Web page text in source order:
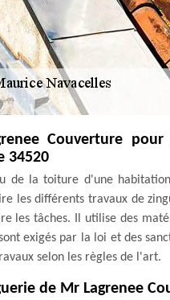
Couverture
34520
de la toiture d'une
les différents travaux de
les tâches. Il utilise des
exigés par la loi et des
selon les règles de l'art.
de Mr Lagrenee